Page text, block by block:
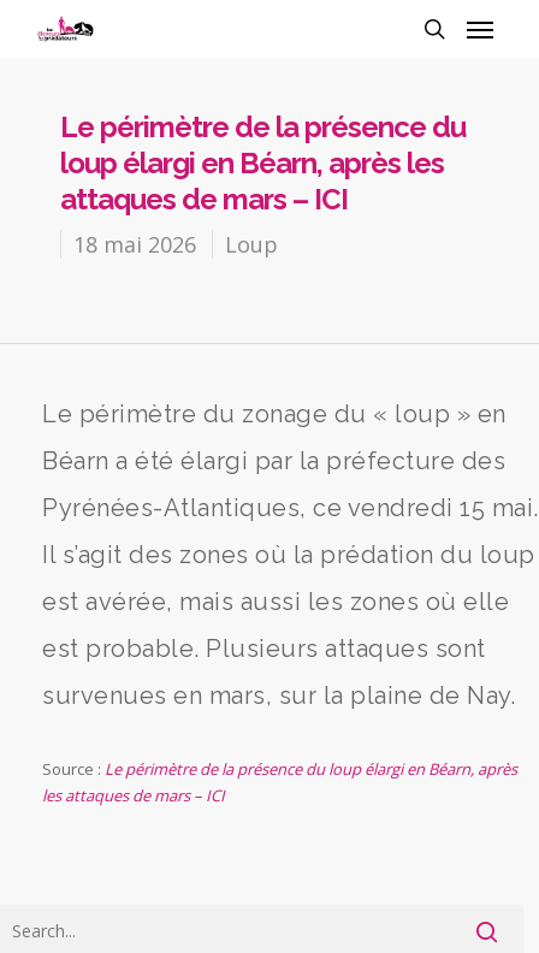
Le périmètre de la présence du
loup élargi en Béarn, après les
attaques de mars – ICI
18 mai 2026 Loup
Le périmètre du zonage du « loup » en
Béarn a été élargi par la préfecture des
Pyrénées-Atlantiques, ce vendredi 15 mai.
Il s’agit des zones où la prédation du loup
est avérée, mais aussi les zones où elle
est probable. Plusieurs attaques sont
survenues en mars, sur la plaine de Nay.
Source : Le périmètre de la présence du loup élargi en Béarn, après
les attaques de mars – ICI